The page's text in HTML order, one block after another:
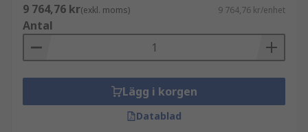
9 764,76 kr(exkl. moms) 9 764,76 kr/enhet
Antal
Lägg i korgen
Datablad